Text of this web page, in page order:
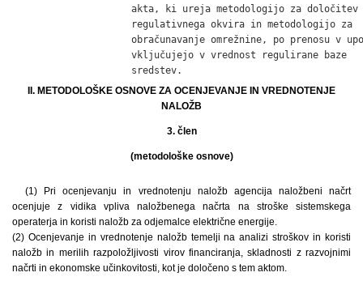
                     akta, ki ureja metodologijo za določitev
                     regulativnega okvira in metodologijo za
obračunavanje omrežnine, po prenosu v
                     vključujejo v vrednost regulirane baze
                     sredstev.
II. METODOLOŠKE OSNOVE ZA OCENJEVANJE IN VREDNOTENJE
NALOŽB
3. člen
(metodološke osnove)
(1) Pri ocenjevanju in vrednotenju naložb agencija naložbeni načrt
ocenjuje z vidika vpliva naložbenega načrta na stroške sistemskega
operaterja in koristi naložb za odjemalce električne energije.
(2) Ocenjevanje in vrednotenje naložb temelji na analizi stroškov in koristi
naložb in merilih razpoložljivosti virov financiranja, skladnosti z razvojnimi
načrti in ekonomske učinkovitosti, kot je določeno s tem aktom.